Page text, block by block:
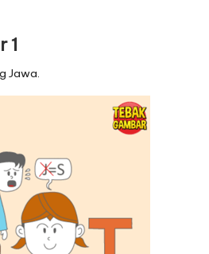
1
Jawa.